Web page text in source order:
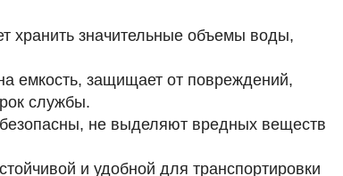
хранить значительные объемы воды,
емкость, защищает от повреждений,
службы.
не выделяют вредных веществ
и удобной для транспортировки